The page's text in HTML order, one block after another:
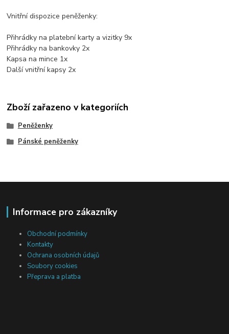
Vnitřní dispozice peněženky:
Přihrádky na platební karty a vizitky 9x
Přihrádky na bankovky 2x
Kapsa na mince 1x
Další vnitřní kapsy 2x
Zboží zařazeno v kategoriích
Peněženky
Pánské peněženky
Informace pro zákazníky
Obchodní podmínky
Kontakty
Ochrana osobních údajů
Soubory cookies
Přeprava a platba